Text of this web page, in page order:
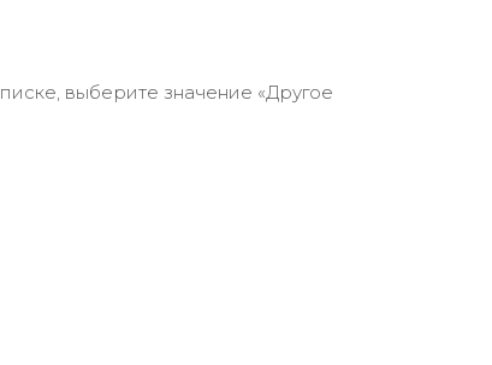
выберите значение «Другое